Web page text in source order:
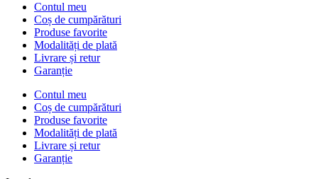
Contul meu
Coș de cumpărături
Produse favorite
Modalități de plată
Livrare și retur
Garanție
Contul meu
Coș de cumpărături
Produse favorite
Modalități de plată
Livrare și retur
Garanție